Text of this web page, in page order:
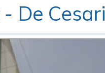
- De Cesari